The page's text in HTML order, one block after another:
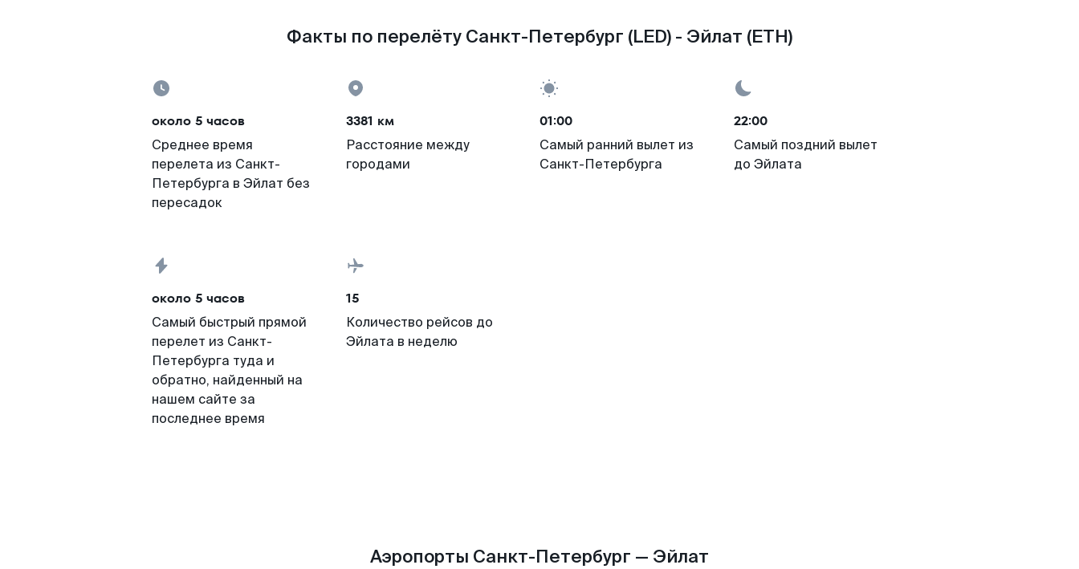
Факты по перелёту Санкт-Петербург (LED) - Эйлат (ETH)
около 5 часов
Среднее время
перелета из Санкт-
Петербурга в Эйлат без
пересадок
3381 км
Расстояние между
городами
01:00
Самый ранний вылет из
Санкт-Петербурга
22:00
Самый поздний вылет
до Эйлата
около 5 часов
Самый быстрый прямой
перелет из Санкт-
Петербурга туда и
обратно, найденный на
нашем сайте за
последнее время
15
Количество рейсов до
Эйлата в неделю
Аэропорты Санкт-Петербург — Эйлат